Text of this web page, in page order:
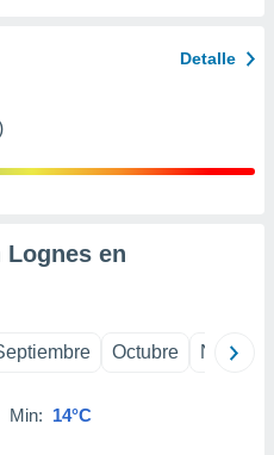
Detalle
Lognes en
Octubre
Min: 14°C